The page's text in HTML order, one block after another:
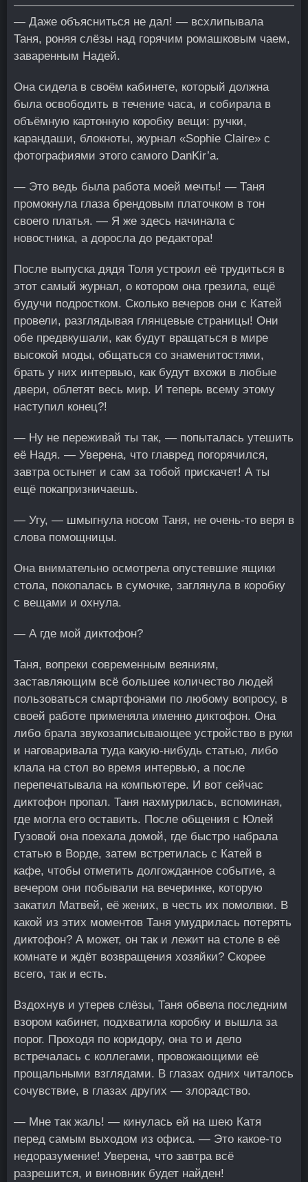
— Даже объясниться не дал! — всхлипывала
Таня, роняя слёзы над горячим ромашковым чаем,
заваренным Надей.
Она сидела в своём кабинете, который должна
была освободить в течение часа, и собирала в
объёмную картонную коробку вещи: ручки,
карандаши, блокноты, журнал «Sophie Claire» с
фотографиями этого самого DanKir’а.
— Это ведь была работа моей мечты! — Таня
промокнула глаза брендовым платочком в тон
своего платья. — Я же здесь начинала с
новостника, а доросла до редактора!
После выпуска дядя Толя устроил её трудиться в
этот самый журнал, о котором она грезила, ещё
будучи подростком. Сколько вечеров они с Катей
провели, разглядывая глянцевые страницы! Они
обе предвкушали, как будут вращаться в мире
высокой моды, общаться со знаменитостями,
брать у них интервью, как будут вхожи в любые
двери, облетят весь мир. И теперь всему этому
наступил конец?!
— Ну не переживай ты так, — попыталась утешить
её Надя. — Уверена, что главред погорячился,
завтра остынет и сам за тобой прискачет! А ты
ещё покапризничаешь.
— Угу, — шмыгнула носом Таня, не очень-то веря в
слова помощницы.
Она внимательно осмотрела опустевшие ящики
стола, покопалась в сумочке, заглянула в коробку
с вещами и охнула.
— А где мой диктофон?
Таня, вопреки современным веяниям,
заставляющим всё большее количество людей
пользоваться смартфонами по любому вопросу, в
своей работе применяла именно диктофон. Она
либо брала звукозаписывающее устройство в руки
и наговаривала туда какую-нибудь статью, либо
клала на стол во время интервью, а после
перепечатывала на компьютере. И вот сейчас
диктофон пропал. Таня нахмурилась, вспоминая,
где могла его оставить. После общения с Юлей
Гузовой она поехала домой, где быстро набрала
статью в Ворде, затем встретилась с Катей в
кафе, чтобы отметить долгожданное событие, а
вечером они побывали на вечеринке, которую
закатил Матвей, её жених, в честь их помолвки. В
какой из этих моментов Таня умудрилась потерять
диктофон? А может, он так и лежит на столе в её
комнате и ждёт возвращения хозяйки? Скорее
всего, так и есть.
Вздохнув и утерев слёзы, Таня обвела последним
взором кабинет, подхватила коробку и вышла за
порог. Проходя по коридору, она то и дело
встречалась с коллегами, провожающими её
прощальными взглядами. В глазах одних читалось
сочувствие, в глазах других — злорадство.
— Мне так жаль! — кинулась ей на шею Катя
перед самым выходом из офиса. — Это какое-то
недоразумение! Уверена, что завтра всё
разрешится, и виновник будет найден!